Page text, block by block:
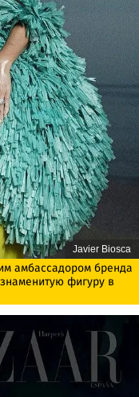
Javier Biosca
амбассадором бренда
фигуру в